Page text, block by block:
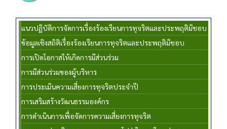
แนวปฏิบัติการจัดการเรื่องร้องเรียนการทุจริตและประพฤติมิชอบ
ข้อมูลเชิงสถิติเรื่องร้องเรียนการทุจริตและประพฤติมิชอบ
การเปิดโอกาสให้เกิดการมีส่วนร่วม
การมีส่วนร่วมของผู้บริหาร
การประเมินความเสี่ยงการทุจริตประจำปี
การเสริมสร้างวัฒนธรรมองค์กร
การดำเนินการเพื่อจัดการความเสี่ยงการทุจริต